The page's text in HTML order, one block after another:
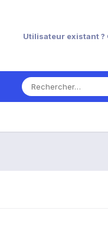
Utilisateur existant ?